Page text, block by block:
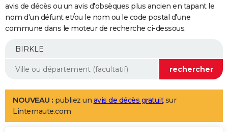
Retraite
Epargne
Immobilier
Risques naturels par ville
Banque
Assurance
AUTO
Essais
Réserver un essai
Citadines
Berlines
SUV
Forum auto
+
Mobiles
Meilleur smartphone
Internet
Ordinateurs
Jeux vidéo
Guide high-tech
Aménagement intérieur
LIFESTYLE
Art de vivre
Bien-être
Loisirs
Mode
Modes de vie
avis de décès ou un avis d'obsèques plus ancien en tapant le
nom d'un défunt et/ou le nom ou le code postal d'une
commune dans le moteur de recherche ci-dessous.
NOUVEAU : publiez un avis de décès gratuitsur
Linternaute.com